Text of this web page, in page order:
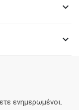


ενημερωμένοι.